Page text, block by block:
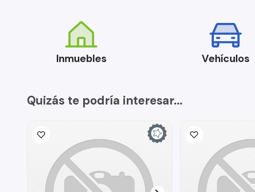
Inmuebles Vehículos
Quizás te podría interesar...